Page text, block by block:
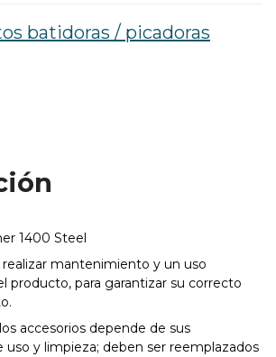
batidoras / picadoras
1400 Steel
mantenimiento y un uso
producto, para garantizar su correcto
accesorios depende de sus
uso y limpieza; deben ser reemplazados